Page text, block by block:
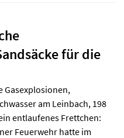
für die
Gasexplosionen,
am Leinbach, 198
entlaufenes Frettchen:
Feuerwehr hatte im